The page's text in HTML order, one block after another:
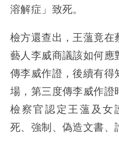
溶解症」致死。
檢方還查出，王薀竟在
藝人李威商議該如何應
傳李威作證，後續有得
場，第三度傳李威作證
檢察官認定王薀及女
死、強制、偽造文書、